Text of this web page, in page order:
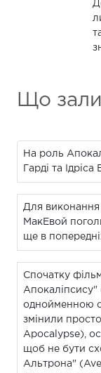
Що
На роль
Гарді та Ідріса
Для
МакЕвой
ще в
Спочатку
однойменною
змінили
Apocalypse),
щоб не бути
Альтрона"